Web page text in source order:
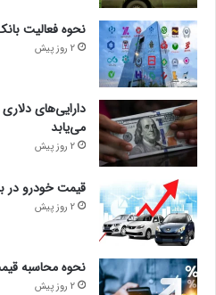
نحوه فعالیت بانک‌ها در
2 روز پیش
دارایی‌های
می‌یابد
2 روز پیش
قیمت خودرو در
2 روز پیش
نحوه محاسبه
2 روز پیش